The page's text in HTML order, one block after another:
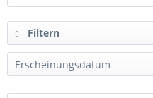
Filtern